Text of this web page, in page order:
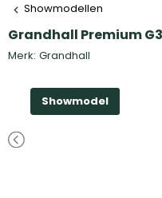
Showmodellen
Grandhall Premium
Merk: Grandhall
Showmodel